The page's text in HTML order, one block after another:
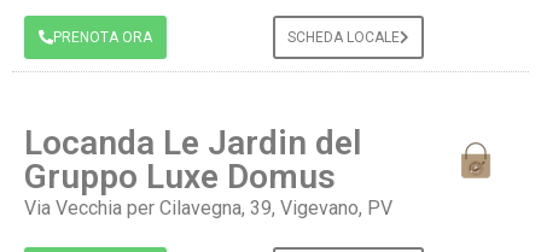
PRENOTA ORA SCHEDA LOCALE
Locanda Le Jardin del
Gruppo Luxe Domus
Via Vecchia per Cilavegna, 39, Vigevano, PV